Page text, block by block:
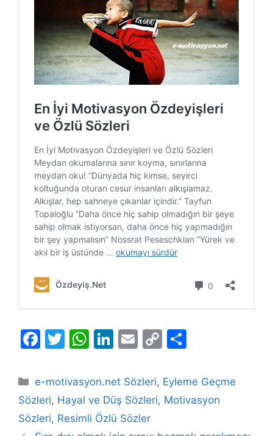
F
c
e
b
T
itt
er
W
at
s
A
Li
k
e
dI
E
ai
l
C
p
y
ar
e
Kategoriler
e-motivasyon.net Sözleri, Eyleme Geçme
Sözleri, Hayal ve Düş Sözleri, Motivasyon
Sözleri, Resimli Özlü Sözler